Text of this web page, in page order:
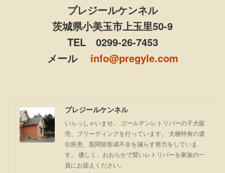
プレジールケンネル
茨城県小美玉市上玉里50-9
TEL 0299-26-7453
メール info@pregyle.com
プレジールケンネル
いらっしゃいませ。 ゴールデンレトリバーの子犬販
売、ブリーディングを行っています。 犬種特有の遺
伝疾患、股関節形成不全を減らす努力をしていま
す。 優しく、おおらかで賢いレトリバーを家族の一
員にお迎えください。